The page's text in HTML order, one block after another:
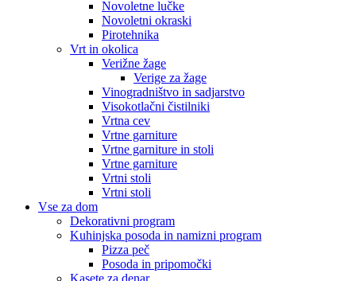
Novoletne lučke
Novoletni okraski
Pirotehnika
Vrt in okolica
Verižne žage
Verige za žage
Vinogradništvo in sadjarstvo
Visokotlačni čistilniki
Vrtna cev
Vrtne garniture
Vrtne garniture in stoli
Vrtne garniture
Vrtni stoli
Vrtni stoli
Vse za dom
Dekorativni program
Kuhinjska posoda in namizni program
Pizza peč
Posoda in pripomočki
Kasete za denar